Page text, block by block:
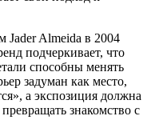
Jader Almeida в 2004
подчеркивает, что
способны менять
задуман как место,
а экспозиция должна
знакомство с